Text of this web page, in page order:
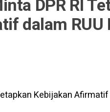
DPR RI
dalam RUU